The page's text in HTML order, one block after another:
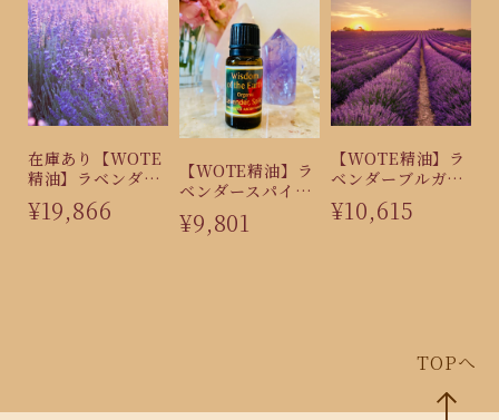
在庫あり【WOTE
精油】ラベンダー
ハイランド
1400（15ml）
¥19,866
【WOTE精油】ラ
ベンダースパイ
ク・電磁波
（15ml）
¥9,801
【WOTE精油】ラ
ベンダーブルガリ
ア
¥10,615
TOPへ